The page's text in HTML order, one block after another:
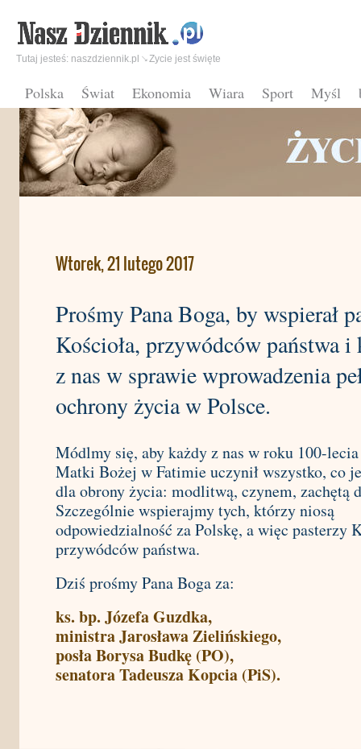
Polska Świat Ekonomia Wiara Sport Myśl
Tutaj jesteś: naszdziennik.pl Zycie jest święte
Wtorek, 21 lutego 2017
Prośmy Pana Boga, by wspierał
Kościoła, przywódców państwa i
z nas w sprawie wprowadzenia
ochrony życia w Polsce.
Módlmy się, aby każdy z nas w roku 100-
Matki Bożej w Fatimie uczynił wszystko, co
dla obrony życia: modlitwą, czynem, zachętą
Szczególnie wspierajmy tych, którzy niosą
odpowiedzialność za Polskę, a więc pasterzy
przywódców państwa.
Dziś prośmy Pana Boga za:
ks. bp. Józefa Guzdka,
ministra Jarosława Zielińskiego,
posła Borysa Budkę (PO),
senatora Tadeusza Kopcia (PiS).